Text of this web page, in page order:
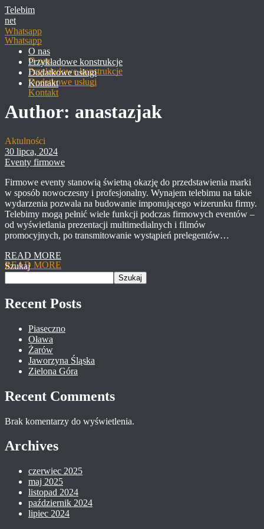
Telebim
net
Whatsapp
O nas
Przykładowe konstrukcje
Dodatkowe usługi
Kontakt
Author: anastazjak
Aktulności
30 lipca, 2024
Eventy firmowe
Firmowe eventy stanowią świetną okazję do przedstawienia marki
w sposób nowoczesny i profesjonalny. Wynajem telebimu na takie
wydarzenia pozwala na budowanie imponującego wizerunku firmy.
Telebimy mogą pełnić wiele funkcji podczas firmowych eventów –
od wyświetlania prezentacji multimedialnych i filmów
promocyjnych, po transmitowanie wystąpień prelegentów…
READ MORE
Szukaj
Szukaj
Recent Posts
Piaseczno​
Oława
Żarów
Jaworzyna Śląska
Zielona Góra
Recent Comments
Brak komentarzy do wyświetlenia.
Archives
czerwiec 2025
maj 2025
listopad 2024
październik 2024
lipiec 2024